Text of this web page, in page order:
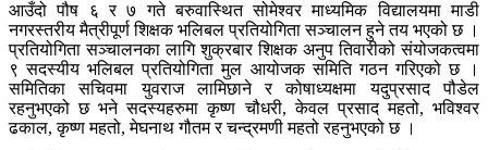
आउँदो पौष ६ र ७ गते बरुवास्थित सोमेश्वर माध्यमिक विद्यालयमा माडी
नगरस्तरीय मैत्रीपूर्ण शिक्षक भलिबल प्रतियोगिता सञ्चालन हुने तय भएको छ ।
प्रतियोगिता सञ्चालनका लागि शुक्रबार शिक्षक अनुप तिवारीको संयोजकत्वमा
९ सदस्यीय भलिबल प्रतियोगिता मुल आयोजक समिति गठन गरिएको छ ।
समितिका सचिवमा युवराज लामिछाने र कोषाध्यक्षमा यदुप्रसाद पौडेल
रहनुभएको छ भने सदस्यहरुमा कृष्ण चौधरी, केवल प्रसाद महतो, भविश्वर
ढकाल, कृष्ण महतो, मेघनाथ गौतम र चन्द्रमणी महतो रहनुभएको छ ।